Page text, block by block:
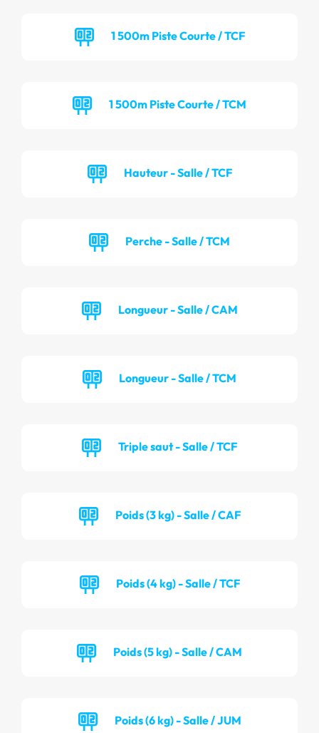
1 500m Piste Courte / TCF
1 500m Piste Courte / TCM
Hauteur - Salle / TCF
Perche - Salle / TCM
Longueur - Salle / CAM
Longueur - Salle / TCM
Triple saut - Salle / TCF
Poids (3 kg) - Salle / CAF
Poids (4 kg) - Salle / TCF
Poids (5 kg) - Salle / CAM
Poids (6 kg) - Salle / JUM